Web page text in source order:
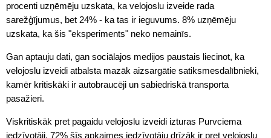
procenti uzņēmēju uzskata, ka velojoslu izveide rada
sarežģījumus, bet 24% - ka tas ir ieguvums. 8% uzņēmēju
uzskata, ka šis "eksperiments" neko nemainīs.
Gan aptauju dati, gan sociālajos medijos paustais liecinot, ka
velojoslu izveidi atbalsta mazāk aizsargātie satiksmesdalībnieki,
kamēr kritiskāki ir autobraucēji un sabiedriskā transporta
pasažieri.
Viskritiskāk pret pagaidu velojoslu izveidi izturas Purvciema
iedzīvotāji. 72% šīs apkaimes iedzīvotāju drīzāk ir pret velojoslu